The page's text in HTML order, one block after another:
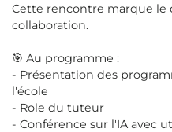
Cette rencontre marque
collaboration.
🎯 Au programme :
- Présentation des
l'école
- Role du tuteur
- Conférence sur l'IA avec